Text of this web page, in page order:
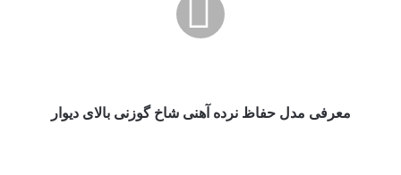
معرفی مدل حفاظ نرده آهنی شاخ گوزنی بالای دیوار